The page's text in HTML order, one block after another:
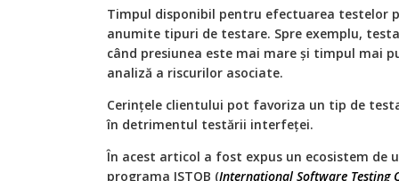
Timpul disponibil pentru efectuarea testelor
anumite tipuri de testare. Spre exemplu,
când presiunea este mai mare şi timpul mai
analiză a riscurilor asociate.
Cerinţele clientului pot favoriza un tip de
în detrimentul testării interfeţei.
În acest articol a fost expus un ecosistem de
programa ISTQB (International Software Testing